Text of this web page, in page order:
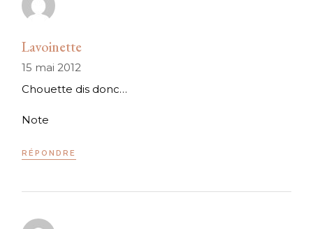
Lavoinette
15 mai 2012
Chouette dis donc…
Note
RÉPONDRE